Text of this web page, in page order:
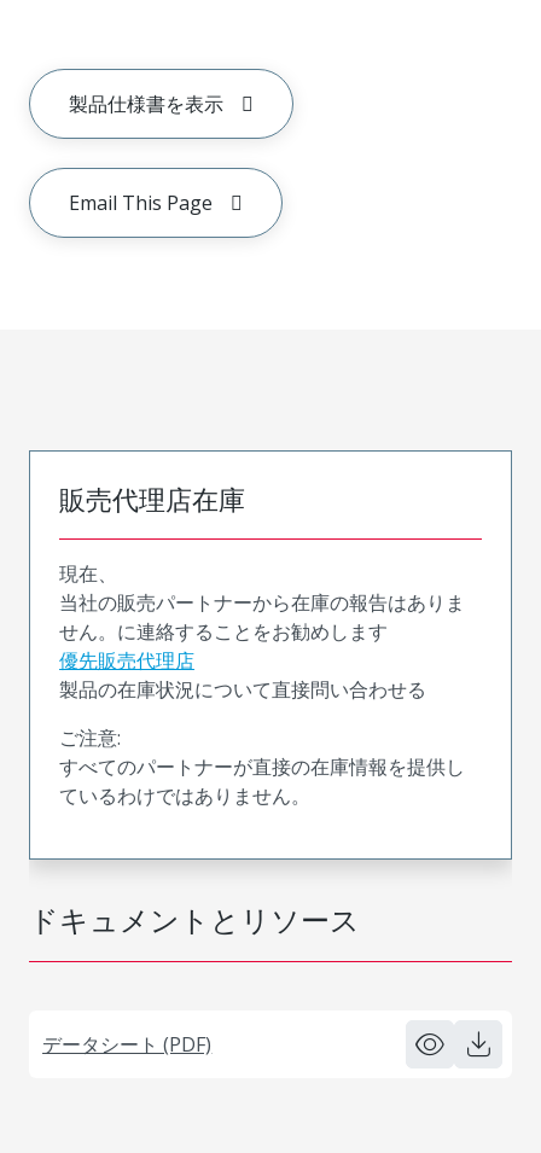
製品仕様書を表示
Email This Page
ドキュメントとリソース
データシート (PDF)
販売代理店在庫
現在、
当社の販売パートナーから在庫の報告はありま
せん。に連絡することをお勧めします
優先販売代理店
製品の在庫状況について直接問い合わせる
ご注意:
すべてのパートナーが直接の在庫情報を提供し
ているわけではありません。